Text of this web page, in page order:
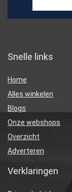
Snelle links
Home
Alles winkelen
Blogs
Onze webshops
Overzicht
Adverteren
Verklaringen